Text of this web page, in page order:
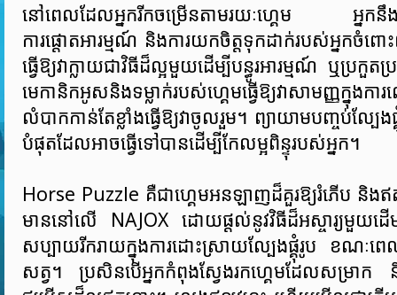
នៅពេលដែលអ្នករីកចម្រើនតាមរយៈហ្គេម អ្នកនឹងធ្
ការផ្តោតអារម្មណ៍ និងការយកចិត្តទុកដាក់របស់អ្នកចំព
ធ្វើឱ្យវាក្លាយជាវិធីដ៏ល្អមួយដើម្បីបន្ធូរអារម្មណ៍ ឬប្រកួត
មេកានិកអូសនិងទម្លាក់របស់ហ្គេមធ្វើឱ្យវាសាមញ្ញក្នុ
លំបាកកាន់តែខ្លាំងធ្វើឱ្យវាចូលរួម។ ព្យាយាមបញ្ចប់ល្បែង
បំផុតដែលអាចធ្វើទៅបានដើម្បីកែលម្អពិន្ទុរបស់អ្នក។
Horse Puzzle គឺជាហ្គេមអនឡាញដ៏គួរឱ្យរំភើប និងឥ
មាននៅលើ NAJOX ដោយផ្តល់នូវវិធីដ៏អស្ចារ្យមួយដើ
សប្បាយរីករាយក្នុងការដោះស្រាយល្បែងផ្គុំរូប ខណៈពេ
សត្វ។ ប្រសិនបើអ្នកកំពុងស្វែងរកហ្គេមដែលសម្រាក